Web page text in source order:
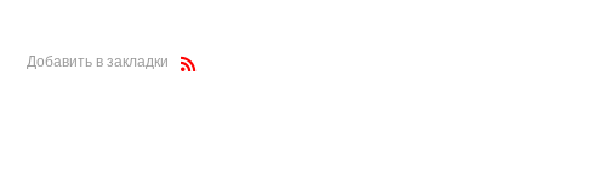
Добавить в закладки